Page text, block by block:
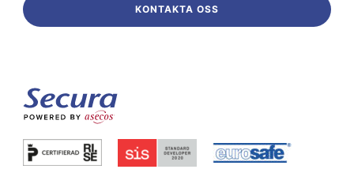
KONTAKTA OSS